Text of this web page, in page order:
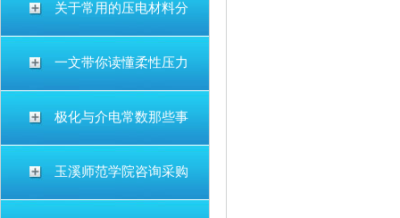
关于常用的压电材料分
一文带你读懂柔性压力
极化与介电常数那些事
玉溪师范学院咨询采购